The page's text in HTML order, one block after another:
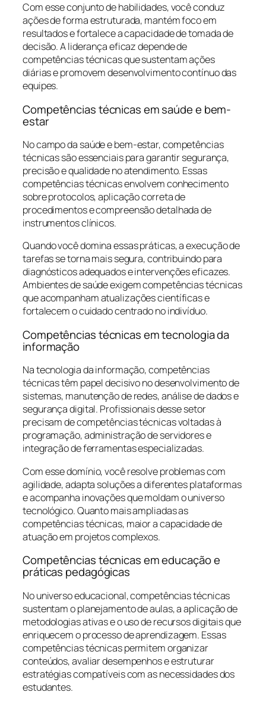
Com esse conjunto de habilidades, você conduz
ações de forma estruturada, mantém foco em
resultados e fortalece a capacidade de tomada de
decisão. A liderança eficaz depende de
competências técnicas que sustentam ações
diárias e promovem desenvolvimento contínuo das
equipes.
Competências técnicas em saúde e bem-
estar
No campo da saúde e bem-estar, competências
técnicas são essenciais para garantir segurança,
precisão e qualidade no atendimento. Essas
competências técnicas envolvem conhecimento
sobre protocolos, aplicação correta de
procedimentos e compreensão detalhada de
instrumentos clínicos.
Quando você domina essas práticas, a execução de
tarefas se torna mais segura, contribuindo para
diagnósticos adequados e intervenções eficazes.
Ambientes de saúde exigem competências técnicas
que acompanham atualizações científicas e
fortalecem o cuidado centrado no indivíduo.
Competências técnicas em tecnologia da
informação
Na tecnologia da informação, competências
técnicas têm papel decisivo no desenvolvimento de
sistemas, manutenção de redes, análise de dados e
segurança digital. Profissionais desse setor
precisam de competências técnicas voltadas à
programação, administração de servidores e
integração de ferramentas especializadas.
Com esse domínio, você resolve problemas com
agilidade, adapta soluções a diferentes plataformas
e acompanha inovações que moldam o universo
tecnológico. Quanto mais ampliadas as
competências técnicas, maior a capacidade de
atuação em projetos complexos.
Competências técnicas em educação e
práticas pedagógicas
No universo educacional, competências técnicas
sustentam o planejamento de aulas, a aplicação de
metodologias ativas e o uso de recursos digitais que
enriquecem o processo de aprendizagem. Essas
competências técnicas permitem organizar
conteúdos, avaliar desempenhos e estruturar
estratégias compatíveis com as necessidades dos
estudantes.